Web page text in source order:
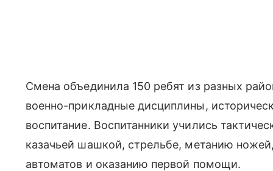
Смена объединила 150 ребят из разных
военно-прикладные дисциплины,
воспитание. Воспитанники учились
казачьей шашкой, стрельбе, метанию
автоматов и оказанию первой помощи.